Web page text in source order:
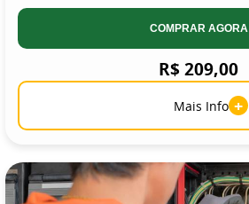
COMPRAR AGORA
R$ 209,00
Mais Info +